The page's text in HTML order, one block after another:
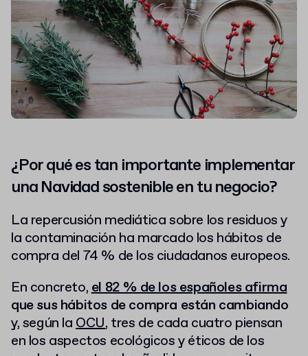
¿Por qué es tan importante implementar
una Navidad sostenible en tu negocio?
La repercusión mediática sobre los residuos y
la contaminación ha marcado los hábitos de
compra del 74 % de los ciudadanos europeos.
En concreto,el 82 % de los españoles afirma
que sus hábitos de compra están cambiando
y,según laOCU, tres de cada cuatro piensan
en los aspectos ecológicos y éticos de los